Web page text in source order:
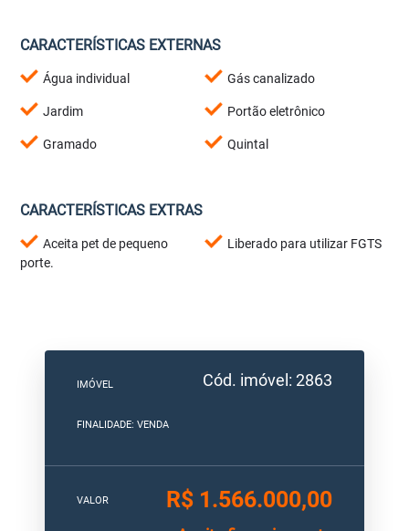
CARACTERÍSTICAS EXTERNAS
Água individual Gás canalizado
Jardim Portão eletrônico
Gramado Quintal
CARACTERÍSTICAS EXTRAS
Aceita pet de pequeno
porte.
Liberado para utilizar FGTS
IMÓVEL Cód. imóvel: 2863
FINALIDADE: VENDA
VALOR R$ 1.566.000,00